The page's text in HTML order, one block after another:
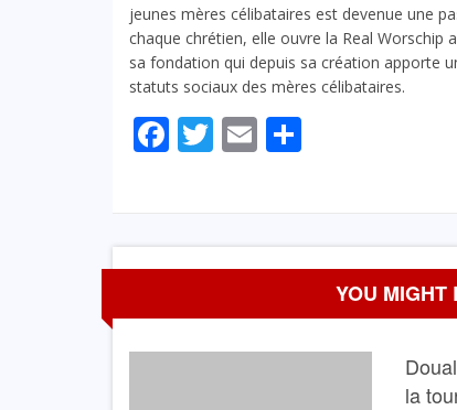
jeunes mères célibataires est devenue une
chaque chrétien, elle ouvre la Real Worschip
sa fondation qui depuis sa création apporte
statuts sociaux des mères célibataires.
Facebook
Twitter
Email
YOU
la